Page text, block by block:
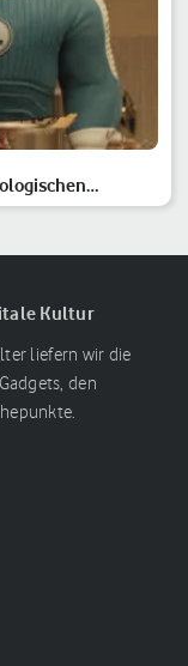
Kultur
liefern wir die
den